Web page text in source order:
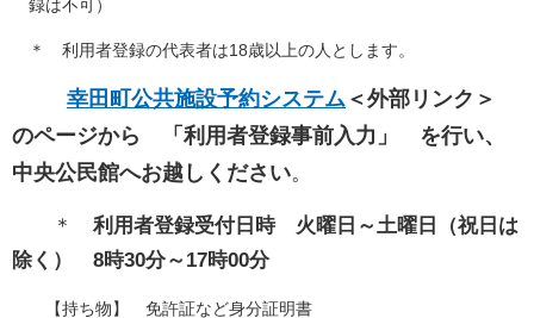
録は不可）
＊ 利用者登録の代表者は18歳以上の人とします。
幸田町公共施設予約システム ＜外部リンク＞
のページから 「利用者登録事前入力」 を行い、
中央公民館へお越しください。
＊
利用者登録受付日時 火曜日～土曜日（祝日は
除く） 8時30分～17時00分
【持ち物】 免許証など身分証明書